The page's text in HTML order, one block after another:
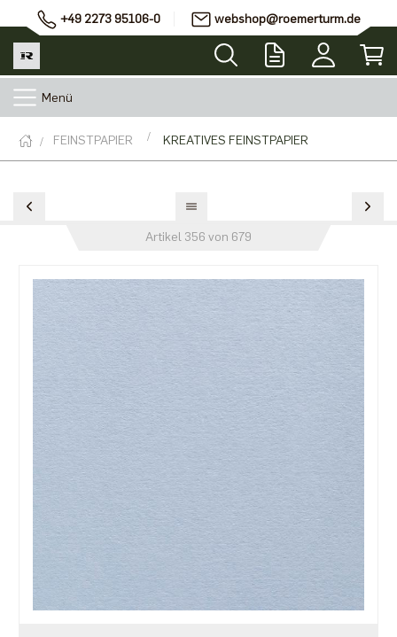
+49 2273 95106-0 webshop@roemerturm.de
Menü
FEINSTPAPIER KREATIVES FEINSTPAPIER
Artikel 356 von 679